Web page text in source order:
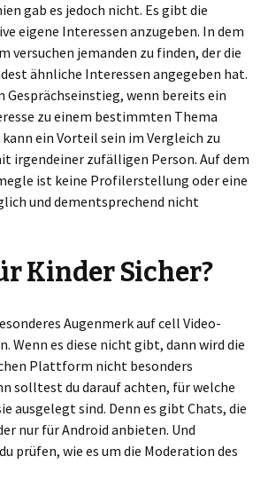
gab es jedoch nicht. Es gibt die
eigene Interessen anzugeben. In dem
versuchen jemanden zu finden, der die
ähnliche Interessen angegeben hat.
Gesprächseinstieg, wenn bereits ein
zu einem bestimmten Thema
ein Vorteil sein im Vergleich zu
irgendeiner zufälligen Person. Auf dem
ist keine Profilerstellung oder eine
und dementsprechend nicht
Kinder Sicher?
Augenmerk auf cell Video-
Wenn es diese nicht gibt, dann wird die
Plattform nicht besonders
solltest du darauf achten, für welche
ausgelegt sind. Denn es gibt Chats, die
nur für Android anbieten. Und
prüfen, wie es um die Moderation des